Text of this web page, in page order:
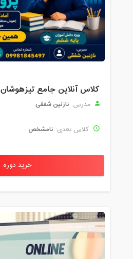
کلاس آنلاین جامع تیزهوشان
مدرس: نازنین شفقی
کلاس بعدی: نامشخص
خرید دوره